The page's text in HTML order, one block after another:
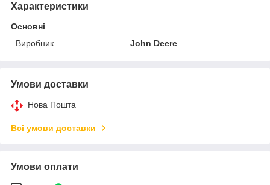
Характеристики
Основні
Виробник
John Deere
Умови доставки
Нова Пошта
Всі умови доставки
Умови оплати